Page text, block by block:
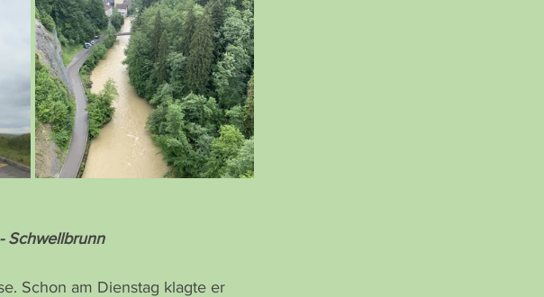
Schwellbrunn
Schon am Dienstag klagte er